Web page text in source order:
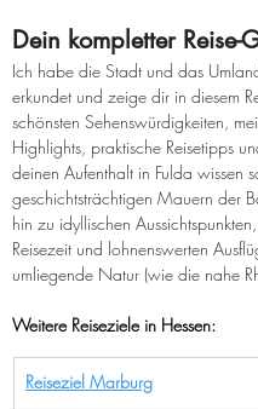
Dein kompletter Reise-
Ich habe die Stadt und das
erkundet und zeige dir in diesem
schönsten Sehenswürdigkeiten,
Highlights, praktische Reisetipps
deinen Aufenthalt in Fulda wissen
geschichtsträchtigen Mauern der
hin zu idyllischen
Reisezeit und lohnenswerten
umliegende Natur (wie die nahe
Weitere Reiseziele in Hessen:
Reiseziel Marburg